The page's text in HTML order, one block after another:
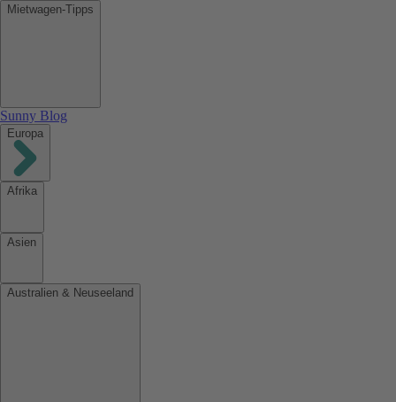
Mietwagen-Tipps
Sunny Blog
Europa
Afrika
Asien
Australien & Neuseeland